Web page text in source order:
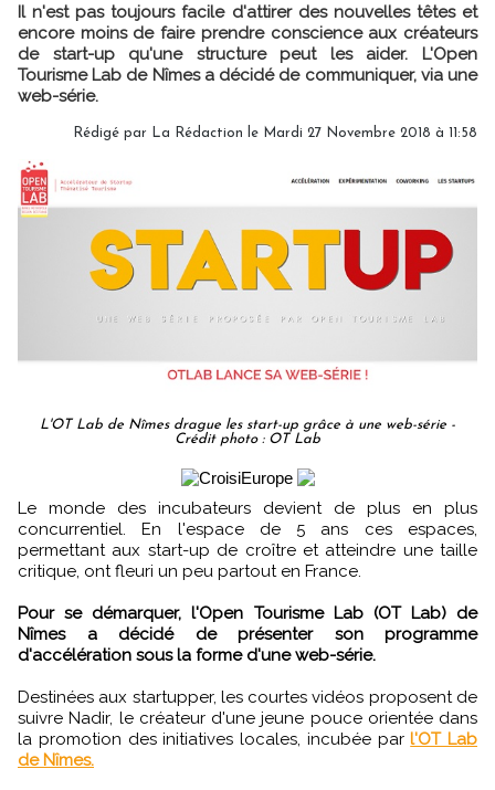
Il n'est pas toujours facile d'attirer des nouvelles têtes et
encore moins de faire prendre conscience aux créateurs
de start-up qu'une structure peut les aider. L'Open
Tourisme Lab de Nîmes a décidé de communiquer, via une
web-série.
Rédigé par La Rédaction le Mardi 27 Novembre 2018 à 11:58
L'OT Lab de Nîmes drague les start-up grâce à une web-série -
Crédit photo : OT Lab
Le monde des incubateurs devient de plus en plus
concurrentiel. En l'espace de 5 ans ces espaces,
permettant aux start-up de croître et atteindre une taille
critique, ont fleuri un peu partout en France.
Pour se démarquer, l'Open Tourisme Lab (OT Lab) de
Nîmes a décidé de présenter son programme
d'accélération sous la forme d'une web-série.
Destinées aux startupper, les courtes vidéos proposent de
suivre Nadir, le créateur d'une jeune pouce orientée dans
la promotion des initiatives locales, incubée parl'OT Lab
de Nîmes.